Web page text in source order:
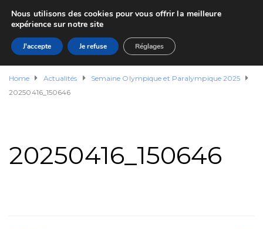
Home Actualités
Semaine Olympique et Paralympique 2025
20250416_150646
20250416_150646
Nous utilisons des cookies pour vous offrir la meilleure
expérience sur notre site
J'accepte Je refuse Réglages